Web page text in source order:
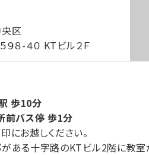
区
８-４０ KTビル２Ｆ
歩10分
前バス停 歩1分
にお越しください。
ある十字路のKTビル2階に教室